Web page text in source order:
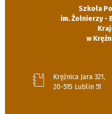
Szkoła
im. Żołnierzy -
w
Krężnica Jara 321,
20-515 Lublin 51